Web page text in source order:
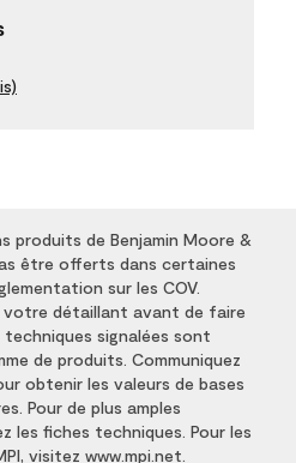
produits de Benjamin Moore &
être offerts dans certaines
sur les COV.
votre détaillant avant de faire
signalées sont
de produits. Communiquez
obtenir les valeurs de bases
Pour de plus amples
les fiches techniques. Pour les
visitez www.mpi.net